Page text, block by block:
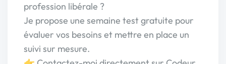
profession libérale ?
Je propose une semaine test gratuite pour
évaluer vos besoins et mettre en place un
suivi sur mesure.